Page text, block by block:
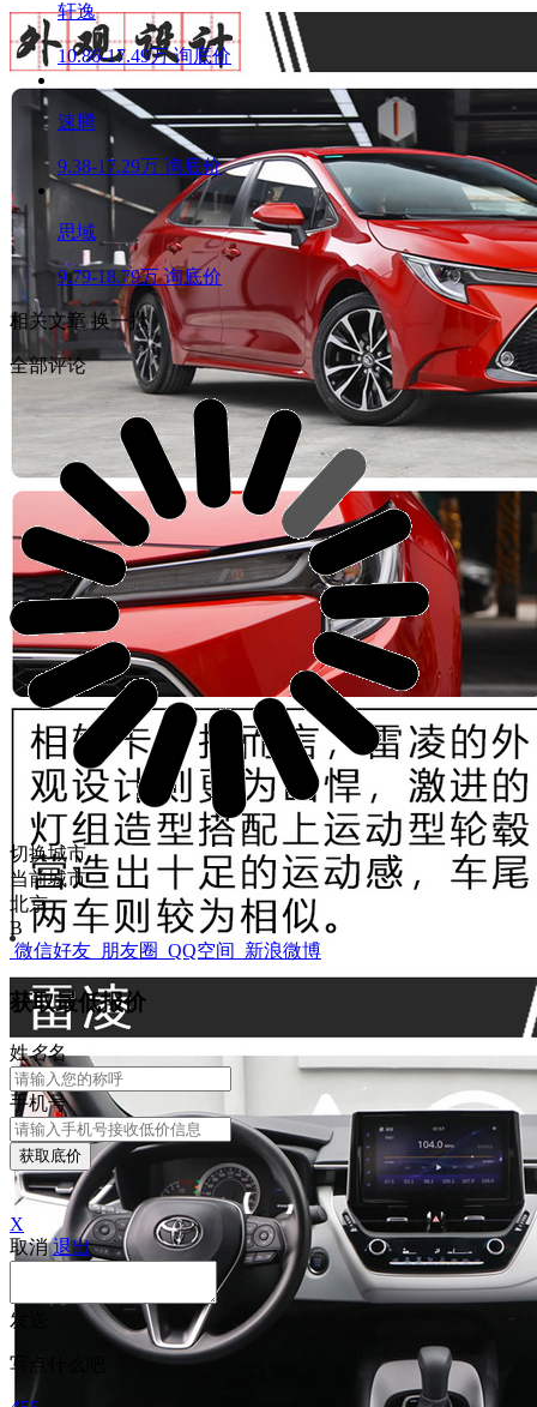
轩逸
10.86-17.49万 询底价
速腾
9.38-17.29万 询底价
思域
9.79-18.79万 询底价
相关文章换一批
全部评论
切换城市
当前城市
北京
B
微信好友 朋友圈 QQ空间 新浪微博
获取最低报价
姓名名
手机号
获取底价
X
取消 退出
发送
写点什么吧